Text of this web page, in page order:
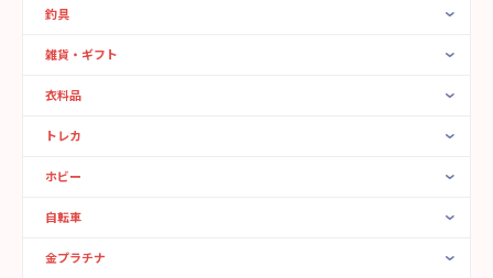
釣具
雑貨・ギフト
衣料品
トレカ
ホビー
自転車
金プラチナ